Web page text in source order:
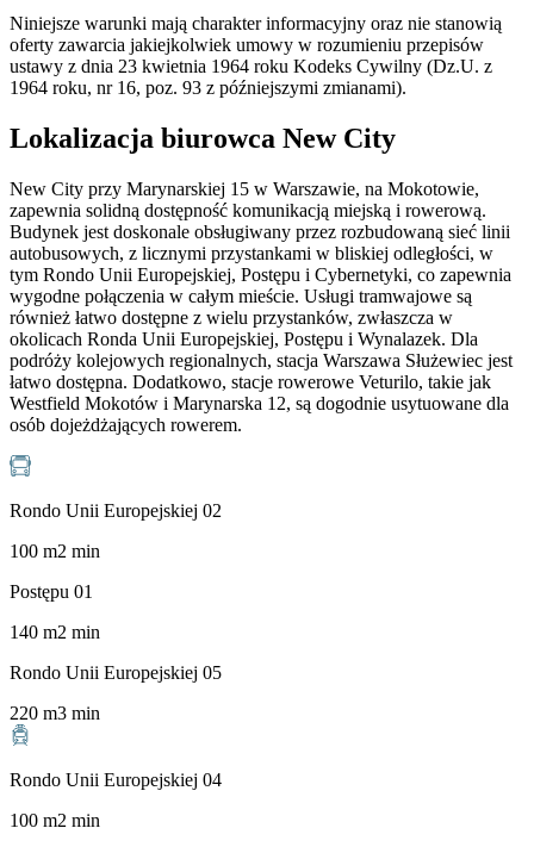
Niniejsze warunki mają charakter informacyjny oraz nie stanowią
oferty zawarcia jakiejkolwiek umowy w rozumieniu przepisów
ustawy z dnia 23 kwietnia 1964 roku Kodeks Cywilny (Dz.U. z
1964 roku, nr 16, poz. 93 z późniejszymi zmianami).
Lokalizacja biurowca New City
New City przy Marynarskiej 15 w Warszawie, na Mokotowie,
zapewnia solidną dostępność komunikacją miejską i rowerową.
Budynek jest doskonale obsługiwany przez rozbudowaną sieć linii
autobusowych, z licznymi przystankami w bliskiej odległości, w
tym Rondo Unii Europejskiej, Postępu i Cybernetyki, co zapewnia
wygodne połączenia w całym mieście. Usługi tramwajowe są
również łatwo dostępne z wielu przystanków, zwłaszcza w
okolicach Ronda Unii Europejskiej, Postępu i Wynalazek. Dla
podróży kolejowych regionalnych, stacja Warszawa Służewiec jest
łatwo dostępna. Dodatkowo, stacje rowerowe Veturilo, takie jak
Westfield Mokotów i Marynarska 12, są dogodnie usytuowane dla
osób dojeżdżających rowerem.
Rondo Unii Europejskiej 02
100 m2 min
Postępu 01
140 m2 min
Rondo Unii Europejskiej 05
220 m3 min
Rondo Unii Europejskiej 04
100 m2 min